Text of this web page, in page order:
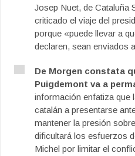
Josep Nuet, de Cataluña
criticado el viaje del
porque «puede llevar a
declaren, sean enviados
De Morgen constata
Puigdemont va a
información enfatiza que
catalán a presentarse
mantener la presión
dificultará los esfuerzos
Michel por limitar el